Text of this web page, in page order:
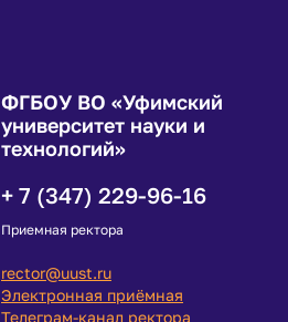
ФГБОУ ВО «Уфимский
университет науки и
технологий»
+ 7 (347) 229-96-16
Приемная ректора
rector@uust.ru
Электронная приёмная
Телеграм-канал ректора